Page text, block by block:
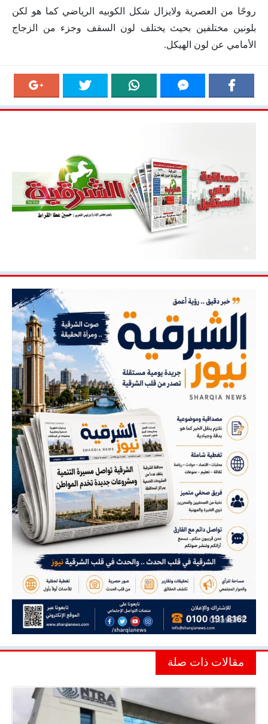
روحًا من العصرية ولايزال شكل الكوبيه الرياضي كما هو لكن
بلونين مختلفين بحيث يختلف لون السقف وجزء من الزجاج
الأمامي عن لون الهيكل.
مقالات ذات صلة